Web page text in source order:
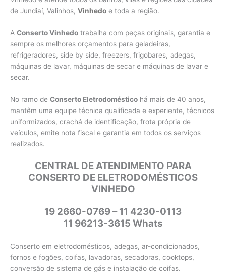
de Jundiaí, Valinhos, Vinhedo e toda a região.
A Conserto Vinhedo trabalha com peças originais, garantia e
sempre os melhores orçamentos para geladeiras,
refrigeradores, side by side, freezers, frigobares, adegas,
máquinas de lavar, máquinas de secar e máquinas de lavar e
secar.
No ramo de Conserto Eletrodoméstico há mais de 40 anos,
mantêm uma equipe técnica qualificada e experiente, técnicos
uniformizados, crachá de identificação, frota própria de
veículos, emite nota fiscal e garantia em todos os serviços
realizados.
CENTRAL DE ATENDIMENTO PARA
CONSERTO DE ELETRODOMÉSTICOS
VINHEDO
19 2660-0769 – 11 4230-0113
11 96213-3615 Whats
Conserto em eletrodomésticos, adegas, ar-condicionados,
fornos e fogões, coifas, lavadoras, secadoras, cooktops,
conversão de sistema de gás e instalação de coifas.